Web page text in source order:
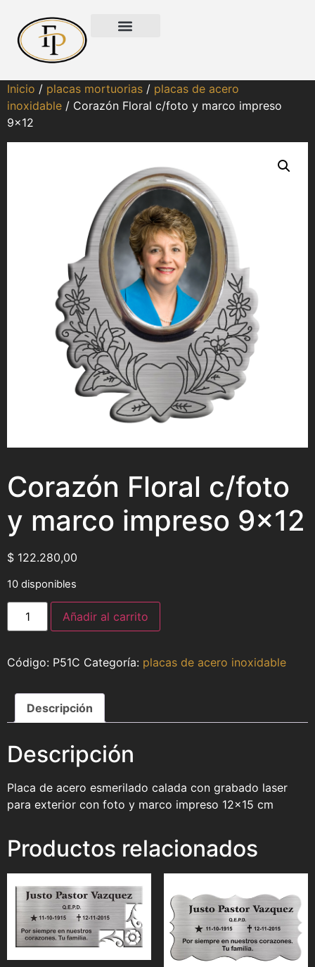
Inicio / placas mortuorias / placas de acero
inoxidable / Corazón Floral c/foto y marco impreso
9×12
Corazón Floral c/foto
y marco impreso 9×12
$ 122.280,00
10 disponibles
Añadir al carrito
P51C Categoría: placas de acero inoxidable
Descripción
Descripción
Placa de acero esmerilado calada con grabado laser
para exterior con foto y marco impreso 12×15 cm
Productos relacionados